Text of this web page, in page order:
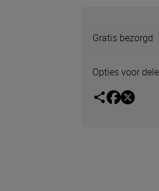
Gratis bezorgd
Opties voor